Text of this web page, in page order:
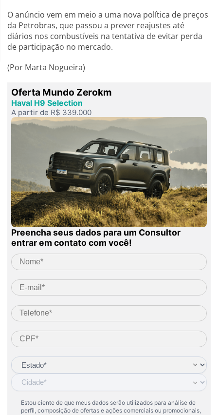
O anúncio vem em meio a uma nova política de preços
da Petrobras, que passou a prever reajustes até
diários nos combustíveis na tentativa de evitar perda
de participação no mercado.
(Por Marta Nogueira)